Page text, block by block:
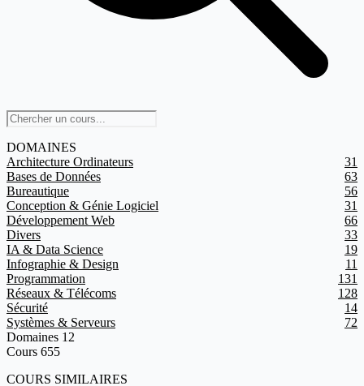
DOMAINES
Architecture Ordinateurs
31
Bases de Données
63
Bureautique
56
Conception & Génie Logiciel
31
Développement Web
66
Divers
33
IA & Data Science
19
Infographie & Design
11
Programmation
131
Réseaux & Télécoms
128
Sécurité
14
Systèmes & Serveurs
72
Domaines 12
Cours 655
COURS SIMILAIRES